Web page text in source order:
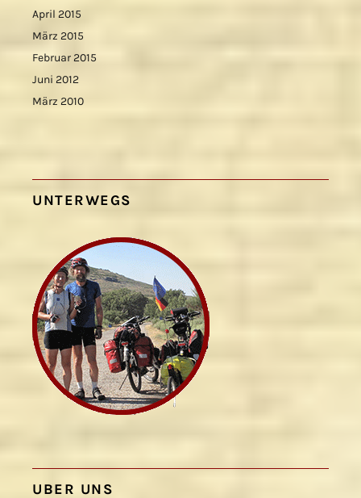
April 2015
März 2015
Februar 2015
Juni 2012
März 2010
UNTERWEGS
UBER UNS